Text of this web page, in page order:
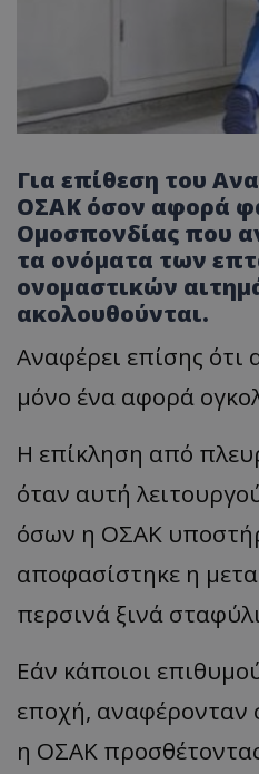
Για επίθεση του
ΟΣΑΚ όσον αφορά
Ομοσπονδίας που
τα ονόματα των
ονομαστικών
ακολουθούνται.
Αναφέρει επίσης
μόνο ένα αφορά
Η επίκληση από
όταν αυτή
όσων η ΟΣΑΚ
αποφασίστηκε η
περσινά ξινά
Εάν κάποιοι
εποχή, αναφέρονταν
η ΟΣΑΚ